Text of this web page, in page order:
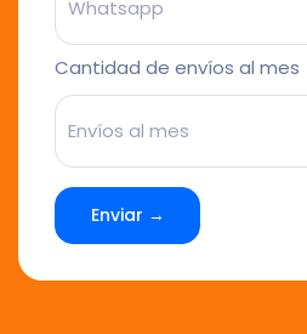
Cantidad de envíos al mes
Enviar →